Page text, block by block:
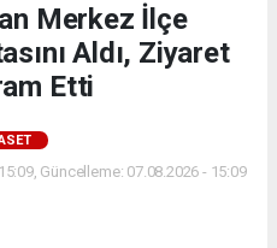
Merkez İlçe
Aldı, Ziyaret
Etti
Güncelleme: 07.08.2026 - 15:09